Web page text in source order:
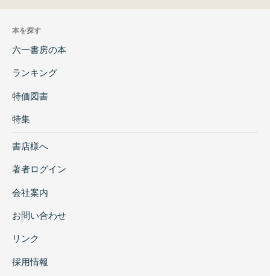
本を探す
六一書房の本
ランキング
特価図書
特集
書店様へ
著者ログイン
会社案内
お問い合わせ
リンク
採用情報